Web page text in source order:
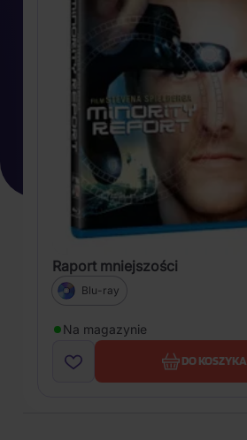
Raport mniejszości
Blu-ray
Na magazynie
DO KOSZYKA